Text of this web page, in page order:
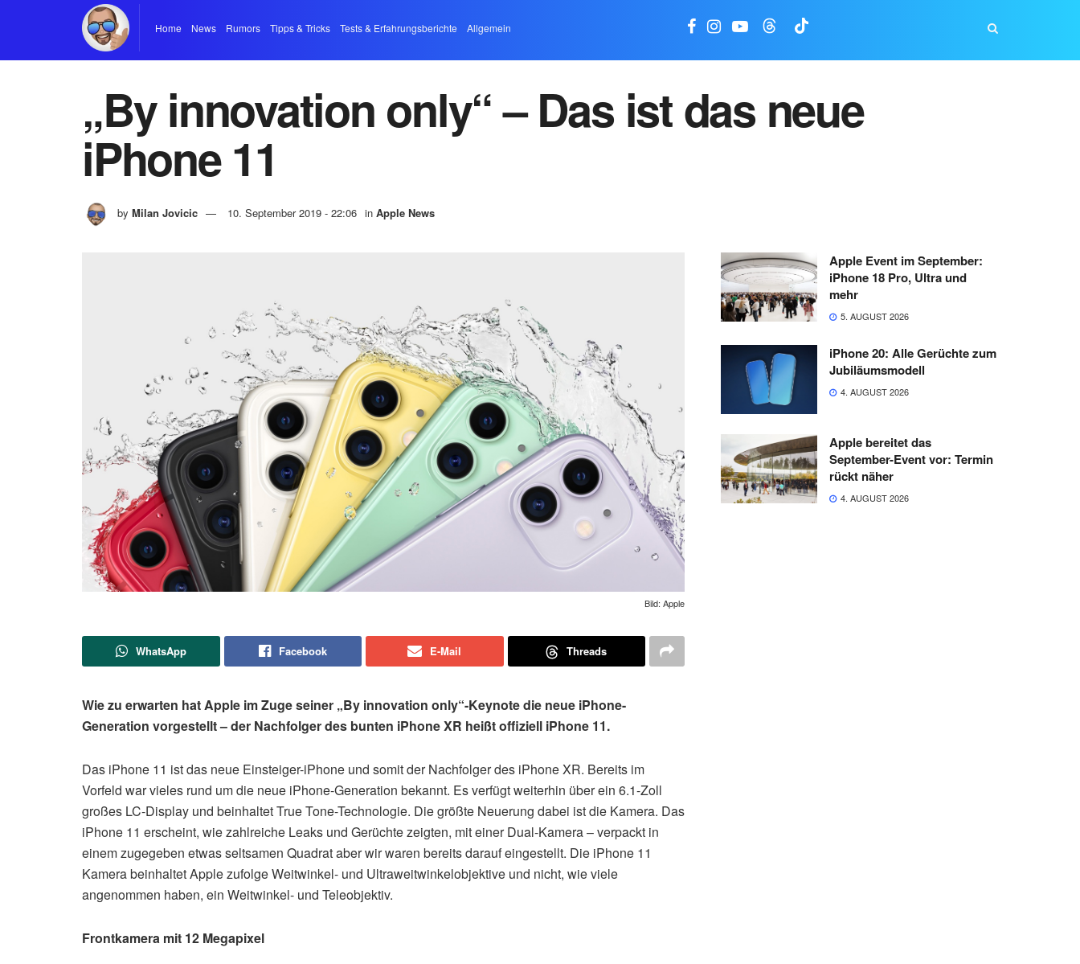
Home News Rumors Tipps & Tricks Tests & Erfahrungsberichte Allgemein
„By innovation only“ – Das ist das neue
iPhone 11
by Milan Jovicic 10. September 2019 - 22:06 in Apple News
Bild: Apple
WhatsApp Facebook E-Mail Threads
Wie zu erwarten hat Apple im Zuge seiner „By innovation only“-Keynote die neue iPhone-
Generation vorgestellt – der Nachfolger des bunten iPhone XR heißt offiziell iPhone 11.
Das iPhone 11 ist das neue Einsteiger-iPhone und somit der Nachfolger des iPhone XR. Bereits im
Vorfeld war vieles rund um die neue iPhone-Generation bekannt. Es verfügt weiterhin über ein 6.1-Zoll
großes LC-Display und beinhaltet True Tone-Technologie. Die größte Neuerung dabei ist die Kamera. Das
iPhone 11 erscheint, wie zahlreiche Leaks und Gerüchte zeigten, mit einer Dual-Kamera – verpackt in
einem zugegeben etwas seltsamen Quadrat aber wir waren bereits darauf eingestellt. Die iPhone 11
Kamera beinhaltet Apple zufolge Weitwinkel- und Ultraweitwinkelobjektive und nicht, wie viele
angenommen haben, ein Weitwinkel- und Teleobjektiv.
Frontkamera mit 12 Megapixel
Apple Event im September:
iPhone 18 Pro, Ultra und
mehr
5. AUGUST 2026
iPhone 20: Alle Gerüchte zum
Jubiläumsmodell
4. AUGUST 2026
Apple bereitet das
September-Event vor: Termin
rückt näher
4. AUGUST 2026